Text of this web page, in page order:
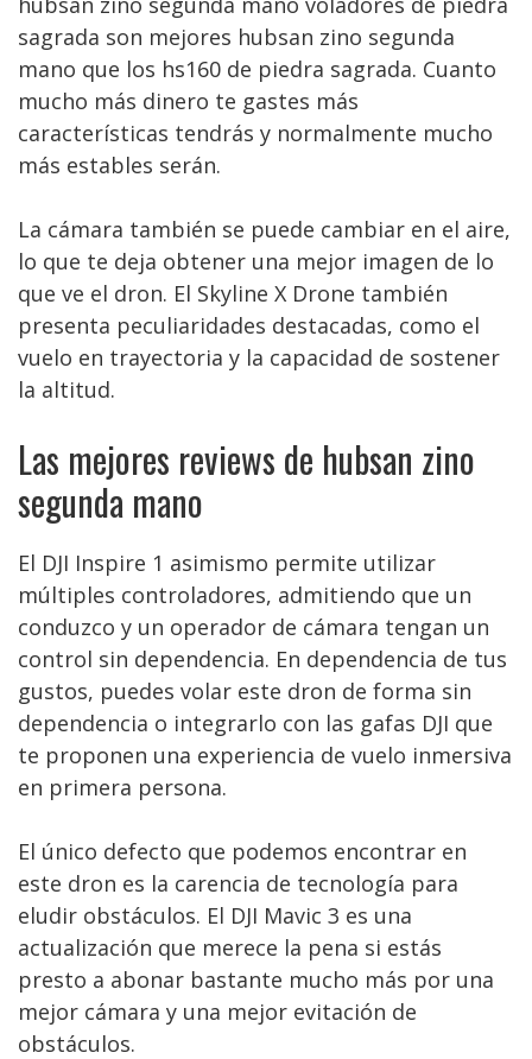
sagrada son mejores hubsan zino segunda
mano que los hs160 de piedra sagrada. Cuanto
mucho más dinero te gastes más
características tendrás y normalmente mucho
más estables serán.
La cámara también se puede cambiar en el aire,
lo que te deja obtener una mejor imagen de lo
que ve el dron. El Skyline X Drone también
presenta peculiaridades destacadas, como el
vuelo en trayectoria y la capacidad de sostener
la altitud.
Las mejores reviews de hubsan zino
segunda mano
El DJI Inspire 1 asimismo permite utilizar
múltiples controladores, admitiendo que un
conduzco y un operador de cámara tengan un
control sin dependencia. En dependencia de tus
gustos, puedes volar este dron de forma sin
dependencia o integrarlo con las gafas DJI que
te proponen una experiencia de vuelo inmersiva
en primera persona.
El único defecto que podemos encontrar en
este dron es la carencia de tecnología para
eludir obstáculos. El DJI Mavic 3 es una
actualización que merece la pena si estás
presto a abonar bastante mucho más por una
mejor cámara y una mejor evitación de
obstáculos.